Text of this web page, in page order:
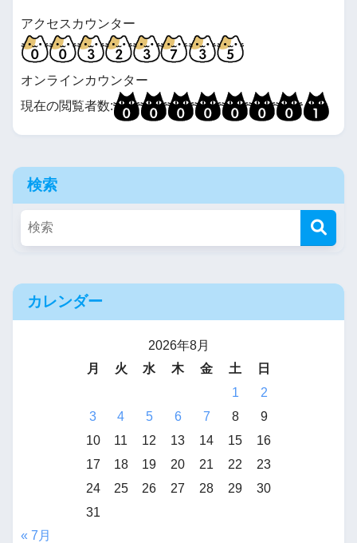
アクセスカウンター
オンラインカウンター
現在の閲覧者数:
検索
カレンダー
2026年8月
月
火 水 木 金 土
日
1
2
3
4 5 6 7 8
9
10
11 12 13 14 15
16
17
18 19 20 21 22
23
24
25 26 27 28 29
30
31
« 7月